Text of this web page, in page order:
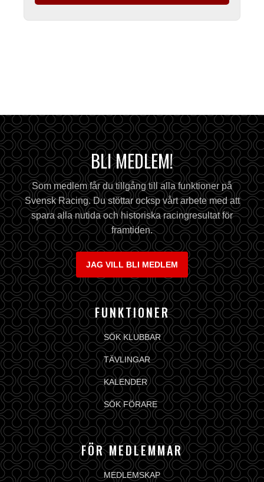
BLI MEDLEM!
Som medlem får du tillgång till alla funktioner på
Svensk Racing. Du stöttar ocksp vårt arbete med att
spara alla nutida och historiska racingresultat för
framtiden.
JAG VILL BLI MEDLEM
FUNKTIONER
SÖK KLUBBAR
TÄVLINGAR
KALENDER
SÖK FÖRARE
FÖR MEDLEMMAR
MEDLEMSKAP